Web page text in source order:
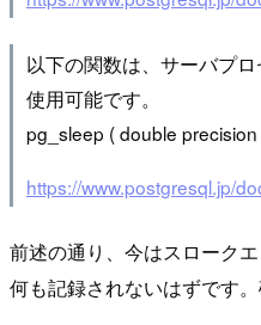
以下の関数は、サーバプ
使用可能です。
pg_sleep ( double precision
https://www.postgresql.jp/
前述の通り、今はスローク
何も記録されないはずです。